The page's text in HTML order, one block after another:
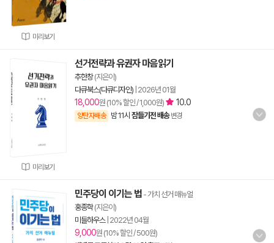
미리보기
미리보기
선거전략과 유권자 마음읽기
추한창(지은이)
다큐북스(다큐디자인) 2026년 01월
18,000원 (10% 할인 / 1,000원) 10.0
양탄자배송 밤 11시 잠들기전 배송 변경
민주당이 이기는 법 - 가치 선거 매뉴얼
홍종학(지은이)
미들하우스| 2022년 04월
9,000원 (10% 할인 / 500원)